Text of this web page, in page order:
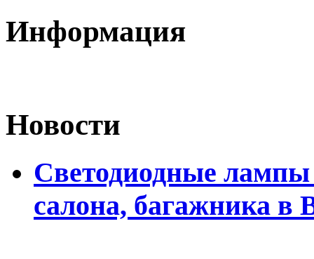
Информация
Новости
Светодиодные лампы
салона, багажника в